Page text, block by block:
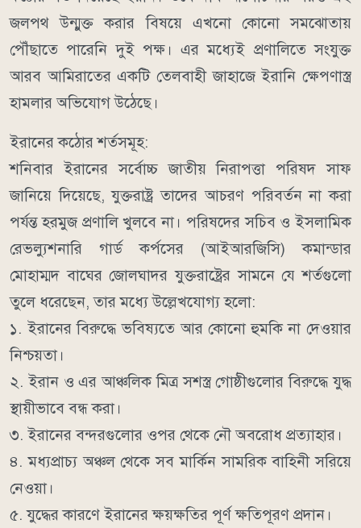
জলপথ উন্মুক্ত করার বিষয়ে এখনো কোনো সমঝোতায়
পৌঁছাতে পারেনি দুই পক্ষ। এর মধ্যেই প্রণালিতে সংযুক্ত
আরব আমিরাতের একটি তেলবাহী জাহাজে ইরানি ক্ষেপণাস্ত্র
হামলার অভিযোগ উঠেছে।
ইরানের কঠোর শর্তসমূহ:
শনিবার ইরানের সর্বোচ্চ জাতীয় নিরাপত্তা পরিষদ সাফ
জানিয়ে দিয়েছে, যুক্তরাষ্ট্র তাদের আচরণ পরিবর্তন না করা
পর্যন্ত হরমুজ প্রণালি খুলবে না। পরিষদের সচিব ও ইসলামিক
রেভল্যুশনারি গার্ড কর্পসের (আইআরজিসি) কমান্ডার
মোহাম্মদ বাঘের জোলঘাদর যুক্তরাষ্ট্রের সামনে যে শর্তগুলো
তুলে ধরেছেন, তার মধ্যে উল্লেখযোগ্য হলো:
১. ইরানের বিরুদ্ধে ভবিষ্যতে আর কোনো হুমকি না দেওয়ার
নিশ্চয়তা।
২. ইরান ও এর আঞ্চলিক মিত্র সশস্ত্র গোষ্ঠীগুলোর বিরুদ্ধে যুদ্ধ
স্থায়ীভাবে বন্ধ করা।
৩. ইরানের বন্দরগুলোর ওপর থেকে নৌ অবরোধ প্রত্যাহার।
৪. মধ্যপ্রাচ্য অঞ্চল থেকে সব মার্কিন সামরিক বাহিনী সরিয়ে
নেওয়া।
৫. যুদ্ধের কারণে ইরানের ক্ষয়ক্ষতির পূর্ণ ক্ষতিপূরণ প্রদান।